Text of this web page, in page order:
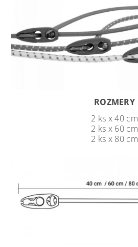
ROZMERY
2 ks x 40 cm
2 ks x 60 cm
2 ks x 80 cm